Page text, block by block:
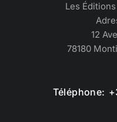
Les
12
78180
Téléphone: